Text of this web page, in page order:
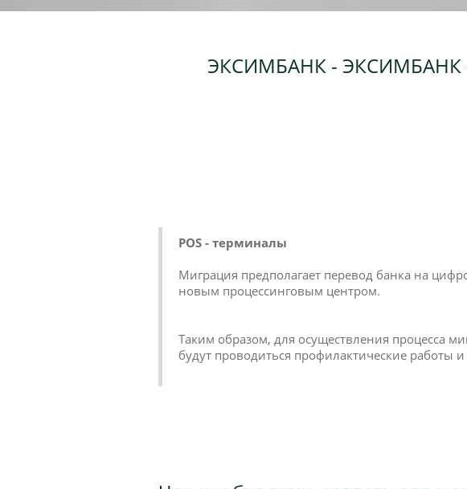
ЭКСИМБАНК - ЭКСИМБАНК -
POS - терминалы
Миграция предполагает перевод банка на
новым процессинговым центром.
Таким образом, для осуществления процесса
будут проводиться профилактические работы